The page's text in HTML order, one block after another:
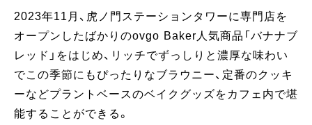
2023年11月、虎ノ門ステーションタワーに専門店を
オープンしたばかりのovgo Baker人気商品「バナナブ
レッド」をはじめ、リッチでずっしりと濃厚な味わい
でこの季節にもぴったりなブラウニー、定番のクッキ
ーなどプラントベースのベイクグッズをカフェ内で堪
能することができる。